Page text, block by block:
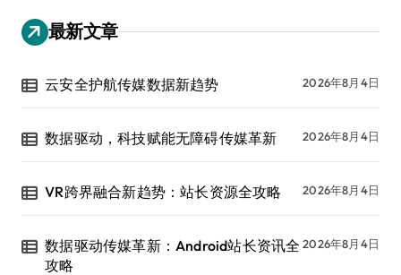
最新文章
云安全护航传媒数据新趋势 2026年8月4日
数据驱动，科技赋能无障碍传媒革新 2026年8月4日
VR跨界融合新趋势：站长资源全攻略 2026年8月4日
数据驱动传媒革新：Android站长资讯全
攻略
2026年8月4日